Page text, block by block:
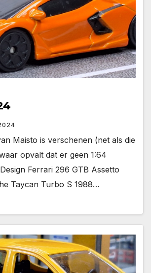
Maisto is verschenen (net als die
opvalt dat er geen 1:64
Ferrari 296 GTB Assetto
Taycan Turbo S 1988…